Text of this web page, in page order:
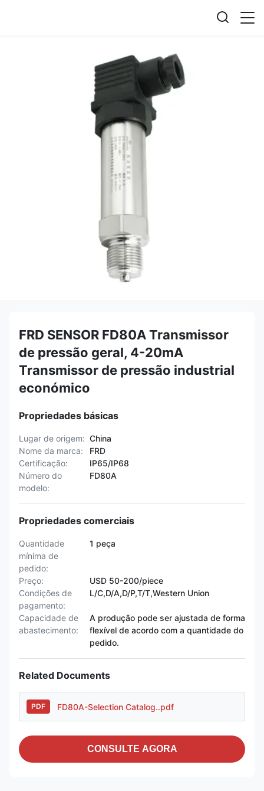
FRD SENSOR FD80A Transmissor
de pressão geral, 4-20mA
Transmissor de pressão industrial
económico
Propriedades básicas
Lugar de origem: China
Nome da marca:
FRD
Certificação:
IP65/IP68
Número do
modelo:
FD80A
Propriedades comerciais
Quantidade
mínima de
pedido:
1 peça
Preço:
USD 50-200/piece
Condições de
pagamento:
L/C,D/A,D/P,T/T,Western Union
Capacidade de
abastecimento:
A produção pode ser ajustada de forma
flexível de acordo com a quantidade do
pedido.
Related Documents
PDF FD80A-Selection Catalog..pdf
CONSULTE AGORA